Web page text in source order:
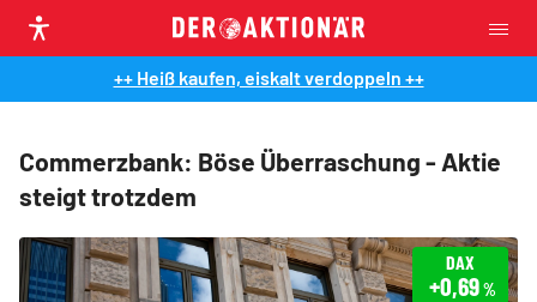
++ Heiß kaufen, eiskalt verdoppeln ++
Commerzbank: Böse Überraschung - Aktie
steigt trotzdem
DAX
+0,69%